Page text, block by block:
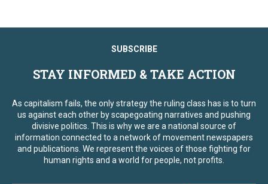
SUBSCRIBE
STAY INFORMED & TAKE ACTION
As capitalism fails, the only strategy the ruling class has is to turn
us against each other by scapegoating narratives and pushing
divisive politics. This is why we are a national source of
information connected to a network of movement newspapers
and publications. We represent the voices of those fighting for
human rights and a world for people, not profits.